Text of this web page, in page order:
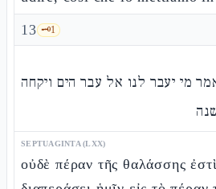
13 🗝️1
מי יעבר לנו אל עבר הים ויקחה
SEPTUAGINTA (LXX)
οὐδὲ πέραν τῆς θαλάσσης